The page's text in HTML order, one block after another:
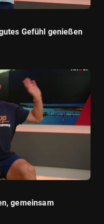
Gefühl genießen
gemeinsam